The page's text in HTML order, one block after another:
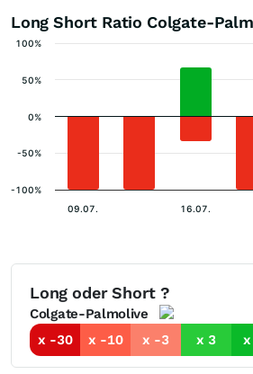
Long Short Ratio Colgate-
09.07. 16.07.
-100%
-50%
0%
50%
100%
Long oder Short ?
Colgate-Palmolive
x -30
x -10 x -3 x 3 x